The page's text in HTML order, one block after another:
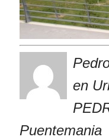
en
Puentemania